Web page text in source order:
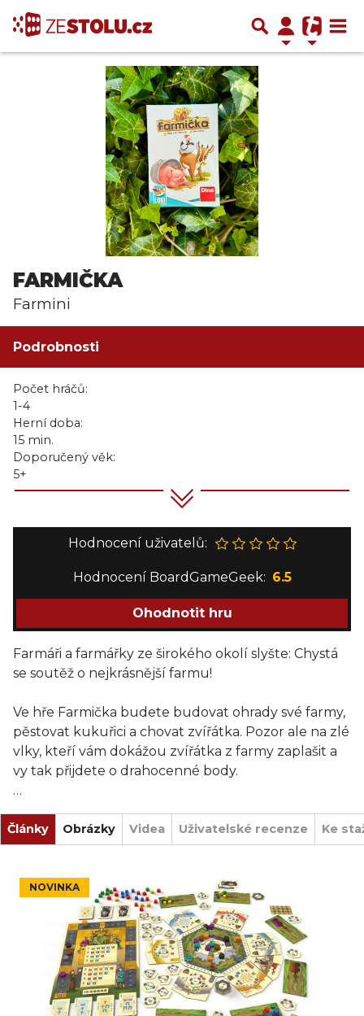
FARMIČKA
Farmini
Podrobnosti
Počet hráčů:
1-4
Herní doba:
15 min.
Doporučený věk:
5+
Hodnocení uživatelů:
Hodnocení BoardGameGeek: 6.5
Ohodnotit hru
Farmáři a farmářky ze širokého okolí slyšte: Chystá
se soutěž o nejkrásnější farmu!
Ve hře Farmička budete budovat ohrady své farmy,
pěstovat kukuřici a chovat zvířátka. Pozor ale na zlé
vlky, kteří vám dokážou zvířátka z farmy zaplašit a
vy tak přijdete o drahocenné body.
Farmička doplňuje řadu her do kapsy Mrkve a
zběsile a Duhová medúza a krásně poslouží jako
první strategická hra, kterou si snadno zahrají děti
Články Obrázky Videa Uživatelské recenze Ke
NOVINKA